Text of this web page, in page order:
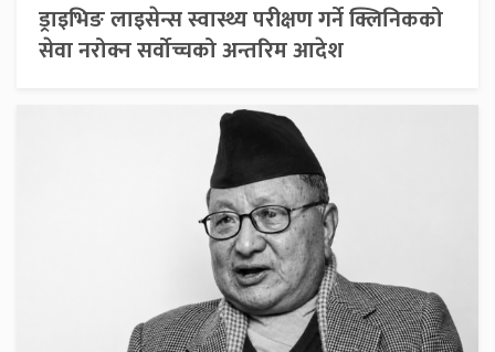
ड्राइभिङ लाइसेन्स स्वास्थ्य परीक्षण गर्ने क्लिनिकको
सेवा नरोक्न सर्वोच्चको अन्तरिम आदेश